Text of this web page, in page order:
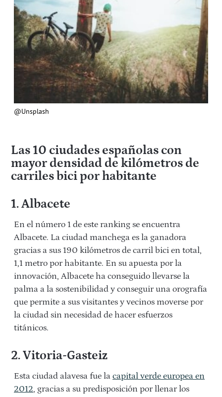
@Unsplash
Las 10 ciudades españolas con
mayor densidad de kilómetros de
carriles bici por habitante
1. Albacete
En el número 1 de este ranking se encuentra
Albacete. La ciudad manchega es la ganadora
gracias a sus 190 kilómetros de carril bici en total,
1,1 metro por habitante. En su apuesta por la
innovación, Albacete ha conseguido llevarse la
palma a la sostenibilidad y conseguir una orografía
que permite a sus visitantes y vecinos moverse por
la ciudad sin necesidad de hacer esfuerzos
titánicos.
2. Vitoria-Gasteiz
Esta ciudad alavesa fue la capital verde europea en
2012, gracias a su predisposición por llenar los